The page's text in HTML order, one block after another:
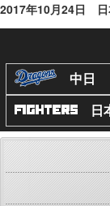
2017年10月24日
中日
日